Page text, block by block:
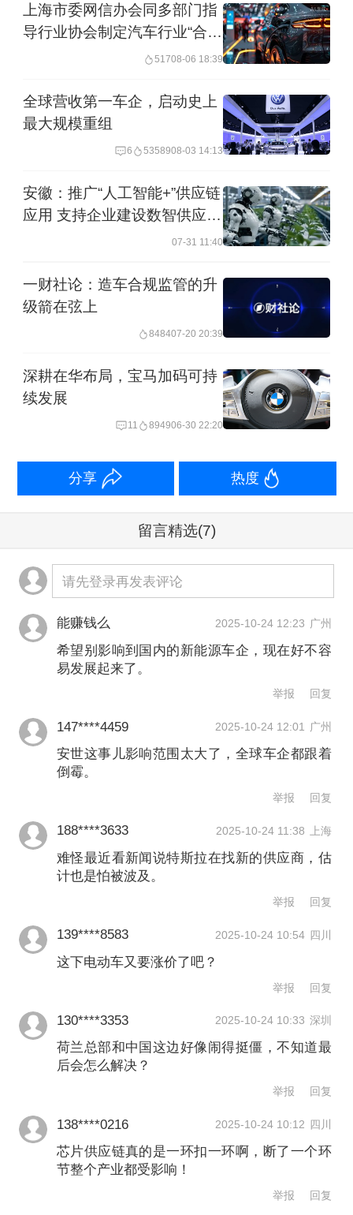
行业都受到挑战。
日本汽车工业协会10月23日也发布公告
来的通知，来自荷兰半导体制造商的产
品存在无法保证交付的可能性。目前协
作，共同应对此事。该制造商生产的芯
片是用于电子控制单元等产品的重要零
的全球生产造成严重影响。
根据目前的行业信息，该制造商预计为
闻泰科技安世半导体。
此前10月16日，欧洲汽车制造商协会
的贸易及知识产权纠纷未能迅速解决，
美国汽车行业组织美国汽车创新联盟也
表达了类似担忧。
10月23日，安世半导体（中国）官微发
布声明，针对荷兰总部单方面免去张秋
明全球销售与市场副总裁职务一事，明
确指出该决定在中国境内无法律效力，
并同时强调，安世中国业务运营正常，
所有业务、生产及合作均在法律框架下
葛慧
此内容为第一财经原创，著作权归第一财经所有。未经第一财
经书面授权，不得以任何方式加以使用，包括转载、摘编、复
制或建立镜像。第一财经保留追究侵权者法律责任的权利。
如需获得授权请联系第一财经版权部：
上海市委网信办会同多部门指
导行业协会制定汽车行业“合规
51708-06 18:39
全球营收第一车企，启动史上
最大规模重组
6 5358908-03 14:13
安徽：推广“人工智能+”供应链
应用 支持企业建设数智供应链
07-31 11:40
一财社论：造车合规监管的升
级箭在弦上
848407-20 20:39
深耕在华布局，宝马加码可持
续发展
11 894906-30 22:20
分享 热度
留言精选(7)
请先登录再发表评论
能赚钱么 2025-10-24 12:23 广州
希望别影响到国内的新能源车企，现在好不容
易发展起来了。
举报 回复
147****4459 2025-10-24 12:01 广州
安世这事儿影响范围太大了，全球车企都跟着
倒霉。
举报 回复
188****3633 2025-10-24 11:38 上海
难怪最近看新闻说特斯拉在找新的供应商，估
计也是怕被波及。
举报 回复
139****8583 2025-10-24 10:54 四川
这下电动车又要涨价了吧？
举报 回复
130****3353 2025-10-24 10:33 深圳
荷兰总部和中国这边好像闹得挺僵，不知道最
后会怎么解决？
举报 回复
138****0216 2025-10-24 10:12 四川
芯片供应链真的是一环扣一环啊，断了一个环
节整个产业都受影响！
举报 回复